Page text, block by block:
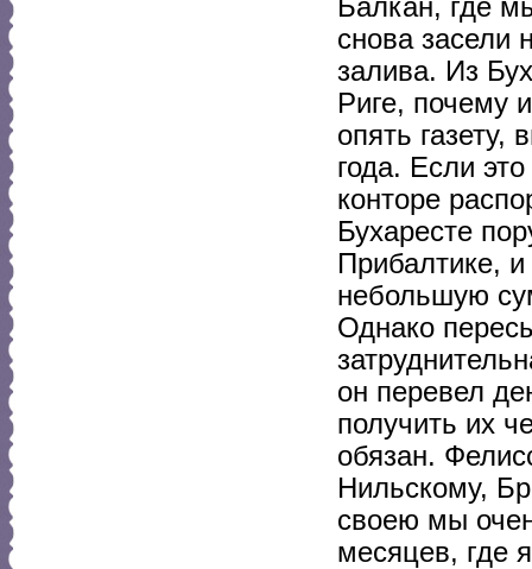
Балкан, где
снова засели
залива. Из
Риге, почему
опять газету,
года. Если
конторе
Бухаресте
Прибалтике,
небольшую
Однако
он перевел
получить их
обязан.
Нильскому,
своею мы
месяцев, где